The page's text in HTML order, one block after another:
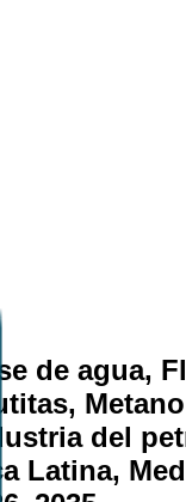
de agua,
del
Latina,